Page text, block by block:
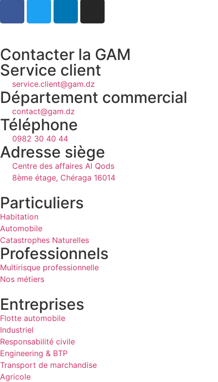
Contacter la GAM
Service client
service.client@gam.dz
Département commercial
contact@gam.dz
Téléphone
0982 30 40 44
Adresse siège
Centre des affaires Al Qods
8ème étage, Chéraga 16014
Particuliers
Habitation
Automobile
Catastrophes Naturelles
Professionnels
Multirisque professionnelle
Nos métiers
Entreprises
Flotte automobile
Industriel
Responsabilité civile
Engineering & BTP
Transport de marchandise
Agricole